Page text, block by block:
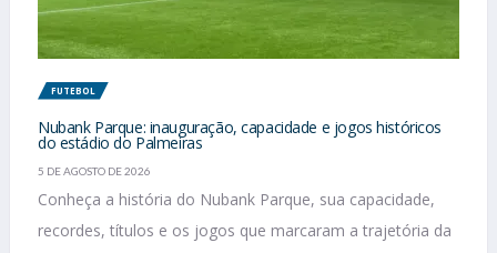
FUTEBOL
Nubank Parque: inauguração, capacidade e jogos históricos
do estádio do Palmeiras
5 DE AGOSTO DE 2026
Conheça a história do Nubank Parque, sua capacidade,
recordes, títulos e os jogos que marcaram a trajetória da